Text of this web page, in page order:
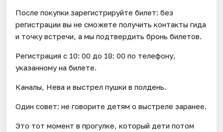
После покупки зарегистрируйте билет: без
регистрации вы не сможете получить контакты гида
и точку встречи, а мы подтвердить бронь билетов.
Регистрация с 10: 00 до 18: 00 по телефону,
указанному на билете.
Каналы, Нева и выстрел пушки в полдень.
Один совет: не говорите детям о выстреле заранее.
Это тот момент в прогулке, который дети потом